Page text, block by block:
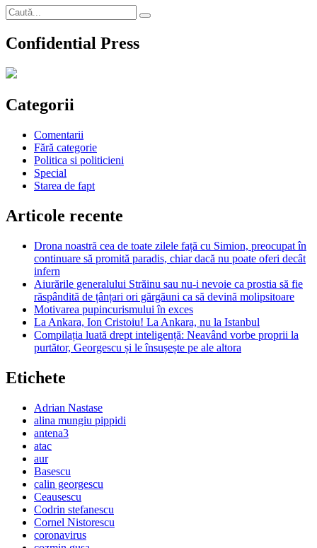
străine
ne
felicita
Caută
după:
Căutare
Confidential Press
Categorii
Comentarii
Fără categorie
Politica si politicieni
Special
Starea de fapt
Articole recente
Drona noastră cea de toate zilele față cu Simion, preocupat în
continuare să promită paradis, chiar dacă nu poate oferi decât
infern
Aiurările generalului Străinu sau nu-i nevoie ca prostia să fie
răspândită de țânțari ori gărgăuni ca să devină molipsitoare
Motivarea pupincurismului în exces
La Ankara, Ion Cristoiu! La Ankara, nu la Istanbul
Compilația luată drept inteligență: Neavând vorbe proprii la
purtător, Georgescu și le însușește pe ale altora
Etichete
Adrian Nastase
alina mungiu pippidi
antena3
atac
aur
Basescu
calin georgescu
Ceausescu
Codrin stefanescu
Cornel Nistorescu
coronavirus